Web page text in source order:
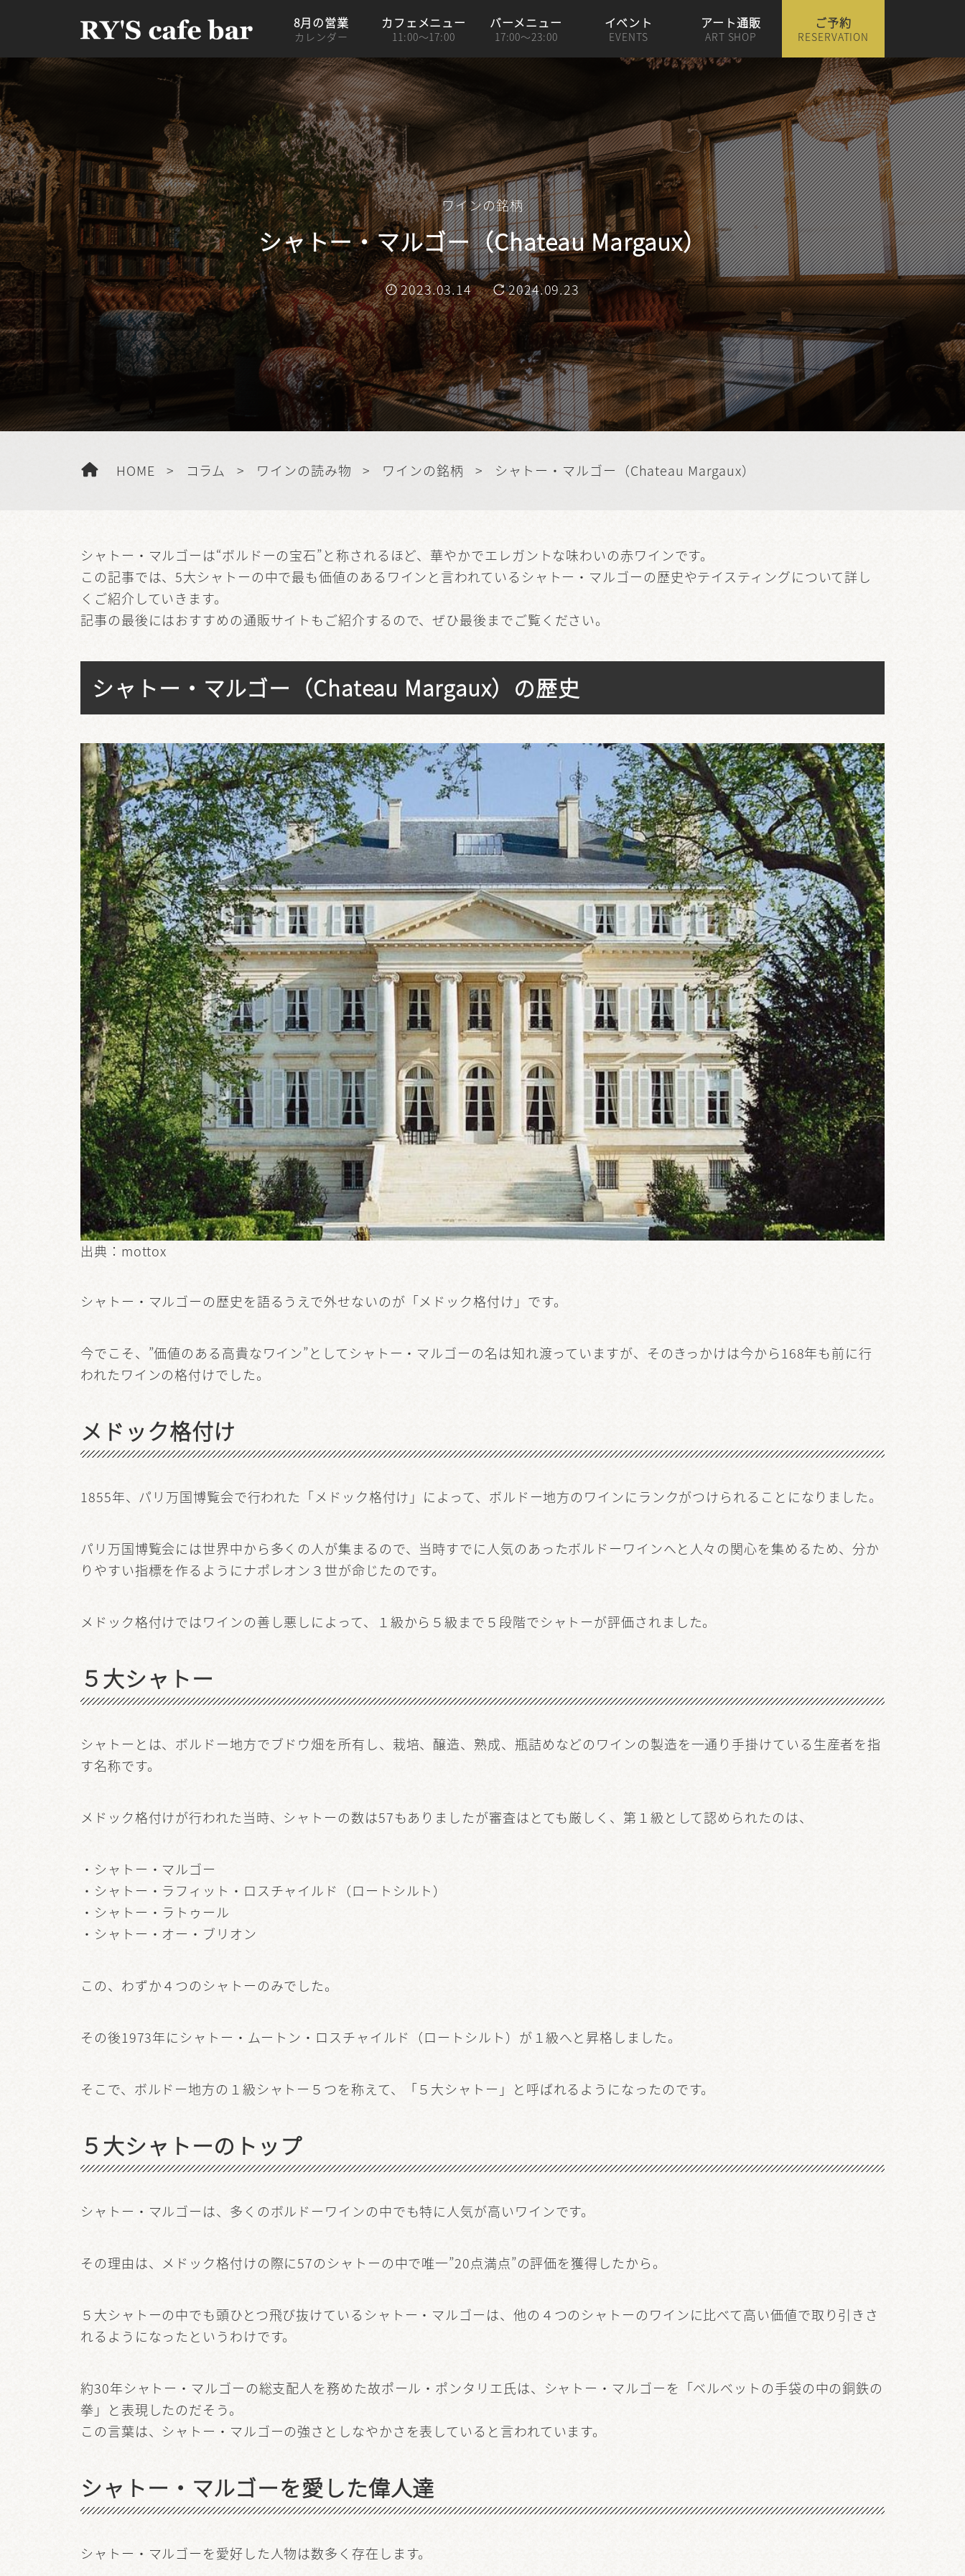
8月の営業
カレンダー
カフェメニュー
11:00～17:00
バーメニュー
17:00～23:00
イベント
EVENTS
アート通販
ART SHOP
ご予約
RESERVATION
ワインの銘柄
シャトー・マルゴー（Chateau Margaux）
2023.03.14 2024.09.23
HOME > コラム > ワインの読み物 > ワインの銘柄 > シャトー・マルゴー（Chateau Margaux）
シャトー・マルゴーは“ボルドーの宝石”と称されるほど、華やかでエレガントな味わいの赤ワインです。
この記事では、5大シャトーの中で最も価値のあるワインと言われているシャトー・マルゴーの歴史やテイスティングについて詳し
くご紹介していきます。
記事の最後にはおすすめの通販サイトもご紹介するので、ぜひ最後までご覧ください。
シャトー・マルゴー（Chateau Margaux）の歴史
出典：mottox
シャトー・マルゴーの歴史を語るうえで外せないのが「メドック格付け」です。
今でこそ、”価値のある高貴なワイン”としてシャトー・マルゴーの名は知れ渡っていますが、そのきっかけは今から168年も前に行
われたワインの格付けでした。
メドック格付け
1855年、パリ万国博覧会で行われた「メドック格付け」によって、ボルドー地方のワインにランクがつけられることになりました。
パリ万国博覧会には世界中から多くの人が集まるので、当時すでに人気のあったボルドーワインへと人々の関心を集めるため、分か
りやすい指標を作るようにナポレオン３世が命じたのです。
メドック格付けではワインの善し悪しによって、１級から５級まで５段階でシャトーが評価されました。
５大シャトー
シャトーとは、ボルドー地方でブドウ畑を所有し、栽培、醸造、熟成、瓶詰めなどのワインの製造を一通り手掛けている生産者を指
す名称です。
メドック格付けが行われた当時、シャトーの数は57もありましたが審査はとても厳しく、第１級として認められたのは、
・シャトー・マルゴー
・シャトー・ラフィット・ロスチャイルド（ロートシルト）
・シャトー・ラトゥール
・シャトー・オー・ブリオン
この、わずか４つのシャトーのみでした。
その後1973年にシャトー・ムートン・ロスチャイルド（ロートシルト）が１級へと昇格しました。
そこで、ボルドー地方の１級シャトー５つを称えて、「５大シャトー」と呼ばれるようになったのです。
５大シャトーのトップ
シャトー・マルゴーは、多くのボルドーワインの中でも特に人気が高いワインです。
その理由は、メドック格付けの際に57のシャトーの中で唯一”20点満点”の評価を獲得したから。
５大シャトーの中でも頭ひとつ飛び抜けているシャトー・マルゴーは、他の４つのシャトーのワインに比べて高い価値で取り引きさ
れるようになったというわけです。
約30年シャトー・マルゴーの総支配人を務めた故ポール・ポンタリエ氏は、シャトー・マルゴーを「ベルベットの手袋の中の銅鉄の
拳」と表現したのだそう。
この言葉は、シャトー・マルゴーの強さとしなやかさを表していると言われています。
シャトー・マルゴーを愛した偉人達
シャトー・マルゴーを愛好した人物は数多く存在します。